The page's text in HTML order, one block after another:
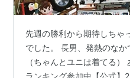
先週の勝利から期待しちゃ
でした。 長男、発熱のなか
（ちゃんとユニは着てる